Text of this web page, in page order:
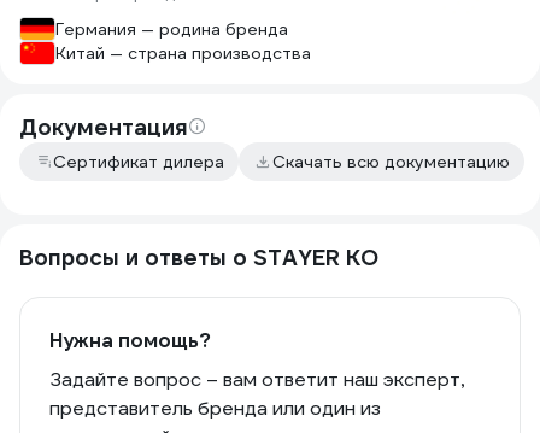
Германия — родина бренда
Китай — страна производства
Документация
Сертификат дилера Скачать всю документацию
Вопросы и ответы о STAYER КО
Нужна помощь?
Задайте вопрос – вам ответит наш эксперт,
представитель бренда или один из